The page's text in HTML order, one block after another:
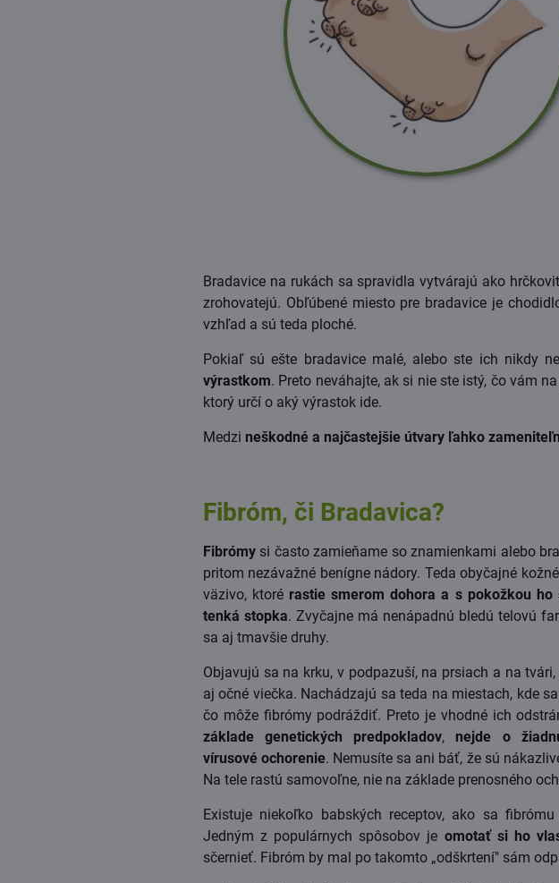
Bradavice na rukách sa spravidla vytvárajú ako
zrohovatejú. Obľúbené miesto pre bradavice je
vzhľad a sú teda ploché.
Pokiaľ sú ešte bradavice malé, alebo ste ich nikdy
výrastkom. Preto neváhajte, ak si nie ste istý, čo vám
ktorý určí o aký výrastok ide.
Medzi neškodné a najčastejšie útvary ľahko
Fibróm, či Bradavica?
Fibrómysi často zamieňame so znamienkami alebo
pritom nezávažné benígne nádory. Teda obyčajné
väzivo, ktoré rastie smerom dohora a s pokožkou
tenká stopka. Zvyčajne má nenápadnú bledú telovú
sa aj tmavšie druhy.
Objavujú sa na krku, v podpazuší, na prsiach a na
aj očné viečka. Nachádzajú sa teda na miestach, kde
čo môže fibrómy podráždiť. Preto je vhodné ich
základe genetických predpokladov, nejde o
vírusové ochorenie. Nemusíte sa ani báť, že sú
Na tele rastú samovoľne, nie na základe prenosného
Existuje niekoľko babských receptov, ako sa
Jedným z populárnych spôsobov je omotať si ho
sčernieť. Fibróm by mal po takomto „odškrtení" sám